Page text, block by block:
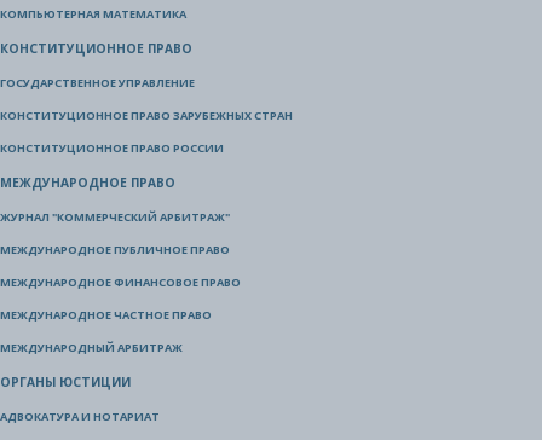
КОМПЬЮТЕРНАЯ МАТЕМАТИКА
КОНСТИТУЦИОННОЕ ПРАВО
ГОСУДАРСТВЕННОЕ УПРАВЛЕНИЕ
КОНСТИТУЦИОННОЕ ПРАВО ЗАРУБЕЖНЫХ СТРАН
КОНСТИТУЦИОННОЕ ПРАВО РОССИИ
МЕЖДУНАРОДНОЕ ПРАВО
ЖУРНАЛ "КОММЕРЧЕСКИЙ АРБИТРАЖ"
МЕЖДУНАРОДНОЕ ПУБЛИЧНОЕ ПРАВО
МЕЖДУНАРОДНОЕ ФИНАНСОВОЕ ПРАВО
МЕЖДУНАРОДНОЕ ЧАСТНОЕ ПРАВО
МЕЖДУНАРОДНЫЙ АРБИТРАЖ
ОРГАНЫ ЮСТИЦИИ
АДВОКАТУРА И НОТАРИАТ